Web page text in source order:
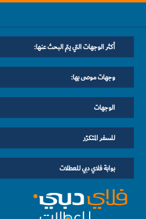
أكثر الوجهات التي يتم البحث عنها:
وجهات موصى بها:
الوجهات
للسفر المتكرّر
بوابة فلاي دبي للعطلات